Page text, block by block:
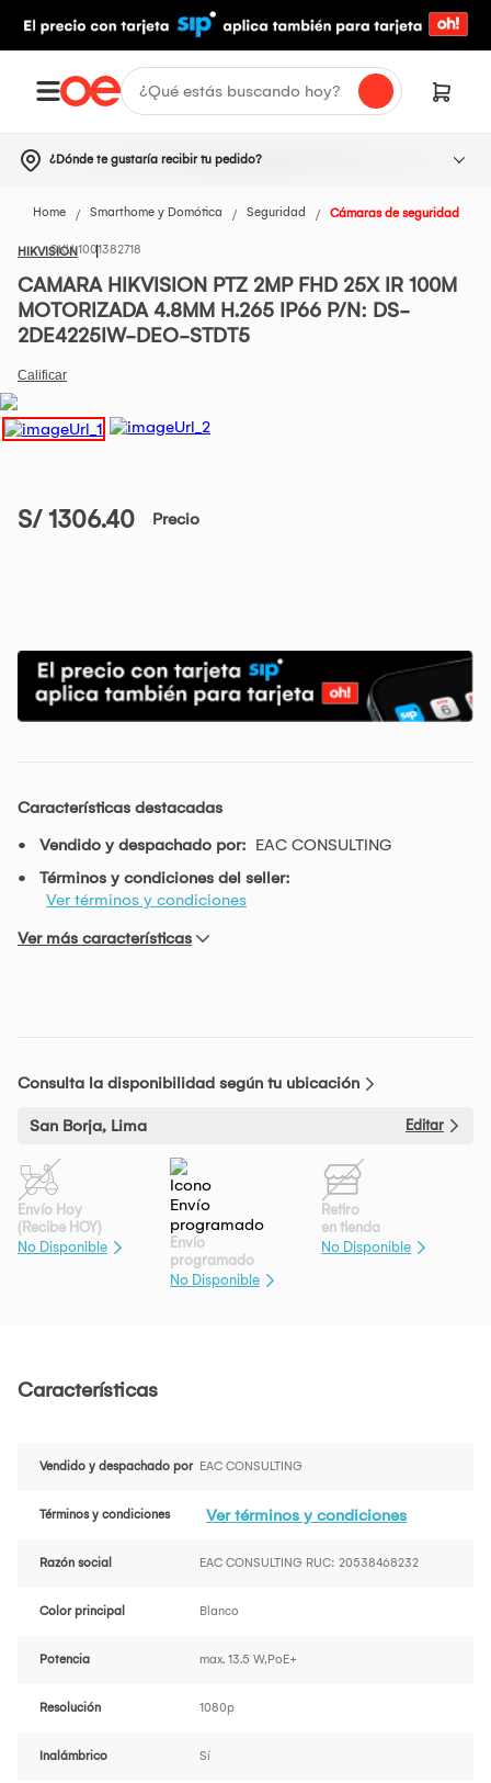
¿Dónde te gustaría recibir tu pedido?
Home Smarthome y Domótica Seguridad Cámaras de seguridad
HIKVISION1001382718
CAMARA HIKVISION PTZ 2MP FHD 25X IR 100M
MOTORIZADA 4.8MM H.265 IP66 P/N: DS-
2DE4225IW-DEO-STDT5
S/ 1306.40 Precio
Características destacadas
Vendido y despachado por: EAC CONSULTING
Términos y condiciones del seller:
Ver términos y condiciones
Ver más características
Consulta la disponibilidad según tu ubicación
San Borja, Lima Editar
Envío Hoy
(Recibe HOY)
No Disponible
Envío
programado
No Disponible
Retiro
en tienda
No Disponible
Características
Vendido y despachado por EAC CONSULTING
Términos y condiciones Ver términos y condiciones
Razón social EAC CONSULTING RUC: 20538468232
Color principal Blanco
Potencia max. 13.5 W,PoE+
Resolución 1080p
Inalámbrico Sí